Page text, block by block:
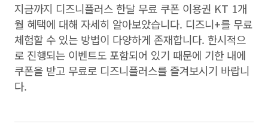
지금까지 디즈니플러스 한달 무료 쿠폰 이용권 KT 1개
월 혜택에 대해 자세히 알아보았습니다. 디즈니+를 무료
체험할 수 있는 방법이 다양하게 존재합니다. 한시적으
로 진행되는 이벤트도 포함되어 있기 때문에 기한 내에
쿠폰을 받고 무료로 디즈니플러스를 즐겨보시기 바랍니
다.